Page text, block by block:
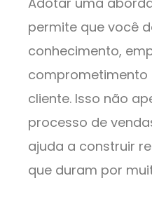
permite que você
conhecimento,
cliente. Isso não
processo de
ajuda a construir
que duram por